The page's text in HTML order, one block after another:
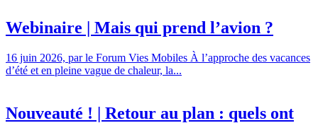
Webinaire | Mais qui prend l’avion ?
16 juin 2026, par le Forum Vies Mobiles À l’approche des vacances
d’été et en pleine vague de chaleur, la...
Nouveauté ! | Retour au plan : quels ont